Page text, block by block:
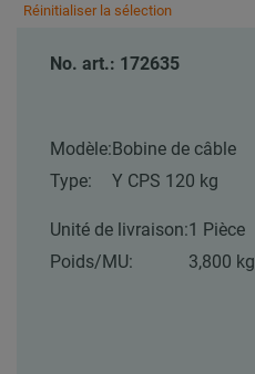
Réinitialiser la sélection
No. art.: 172635
Modèle:Bobine de câble
Type:
Y CPS 120 kg
Unité de livraison:1 Pièce
Poids/MU:
3,800 kg